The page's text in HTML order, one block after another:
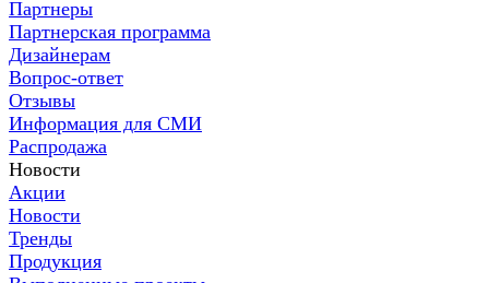
Партнеры
Партнерская программа
Дизайнерам
Вопрос-ответ
Отзывы
Информация для СМИ
Распродажа
Новости
Акции
Новости
Тренды
Продукция